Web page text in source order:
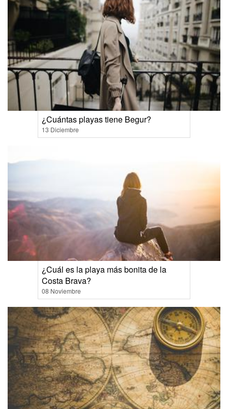
¿Cuántas playas tiene Begur?
13 Diciembre
¿Cuál es la playa más bonita de la
Costa Brava?
08 Noviembre